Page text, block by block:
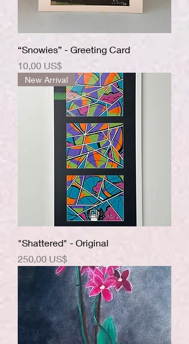
“Snowies” - Greeting Card
Precio
10,00 US$
New Arrival
"Shattered" - Original
Precio
250,00 US$